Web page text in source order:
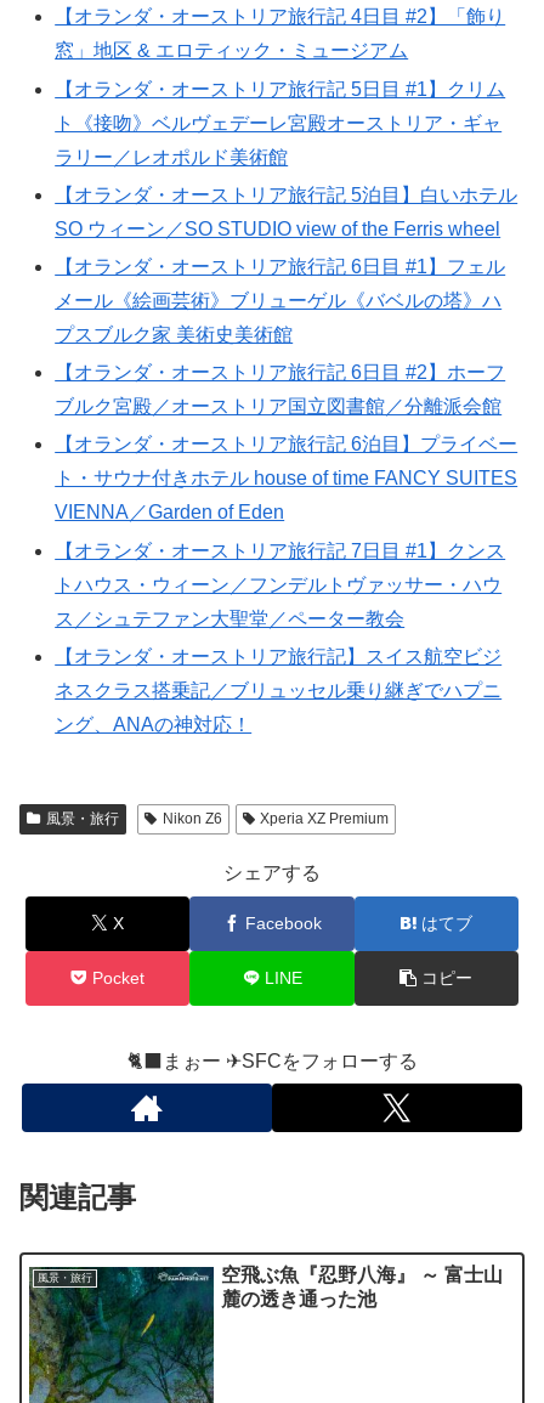
【オランダ・オーストリア旅行記 4日目 #2】「飾り
窓」地区 & エロティック・ミュージアム
【オランダ・オーストリア旅行記 5日目 #1】クリム
ト《接吻》ベルヴェデーレ宮殿オーストリア・ギャ
ラリー／レオポルド美術館
【オランダ・オーストリア旅行記 5泊目】白いホテル
SO ウィーン／SO STUDIO view of the Ferris wheel
【オランダ・オーストリア旅行記 6日目 #1】フェル
メール《絵画芸術》ブリューゲル《バベルの塔》ハ
プスブルク家 美術史美術館
【オランダ・オーストリア旅行記 6日目 #2】ホーフ
ブルク宮殿／オーストリア国立図書館／分離派会館
【オランダ・オーストリア旅行記 6泊目】プライベー
ト・サウナ付きホテル house of time FANCY SUITES
VIENNA／Garden of Eden
【オランダ・オーストリア旅行記 7日目 #1】クンス
トハウス・ウィーン／フンデルトヴァッサー・ハウ
ス／シュテファン大聖堂／ペーター教会
【オランダ・オーストリア旅行記】スイス航空ビジ
ネスクラス搭乗記／ブリュッセル乗り継ぎでハプニ
ング、ANAの神対応！
風景・旅行 Nikon Z6 Xperia XZ Premium
シェアする
X Facebook はてブ
Pocket LINE コピー
🐈‍⬛まぉー ✈︎SFCをフォローする
関連記事
風景・旅行
空飛ぶ魚『忍野八海』 ～ 富士山
麓の透き通った池